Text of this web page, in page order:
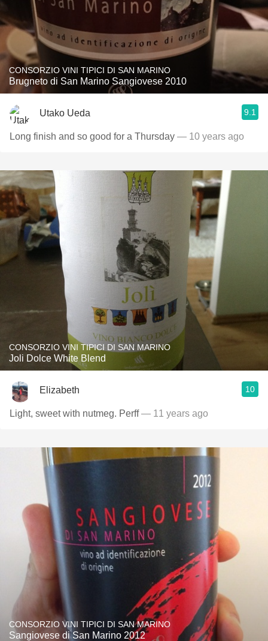
CONSORZIO VINI TIPICI DI SAN MARINO
Brugneto di San Marino Sangiovese 2010
Utako Ueda 9.1
Long finish and so good for a Thursday — 10 years ago
CONSORZIO VINI TIPICI DI SAN MARINO
Joli Dolce White Blend
Elizabeth 10
Light, sweet with nutmeg. Perff— 11 years ago
CONSORZIO VINI TIPICI DI SAN MARINO
Sangiovese di San Marino 2012